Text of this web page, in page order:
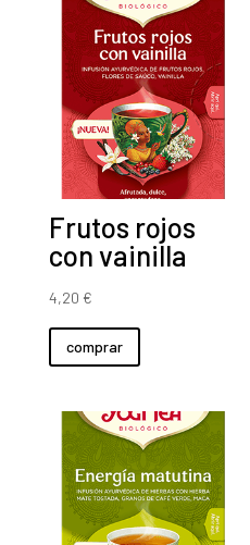
Frutos rojos
con vainilla
4,20 €
comprar